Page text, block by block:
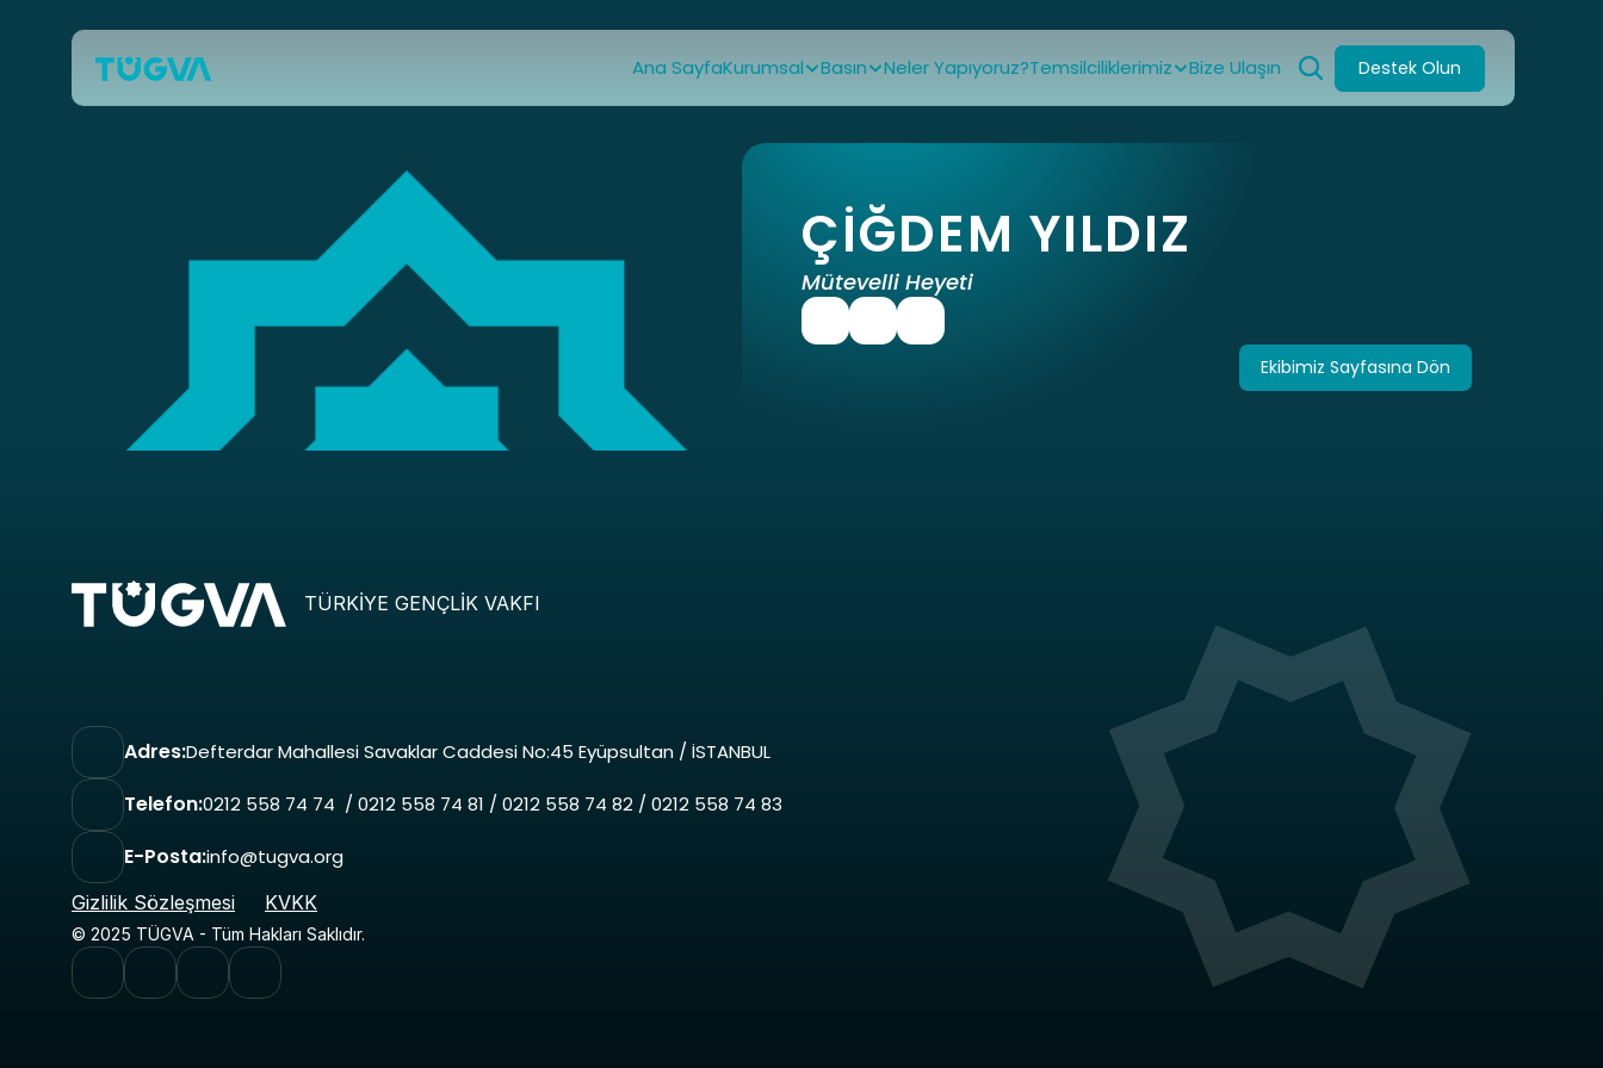
Ana SayfaKurumsal Basın Neler Yapıyoruz?Temsilciliklerimiz Bize Ulaşın Destek Olun
ÇİĞDEM YILDIZ
Mütevelli Heyeti
Ekibimiz Sayfasına Dön
TÜRKİYE GENÇLİK VAKFI
Adres:Defterdar Mahallesi Savaklar Caddesi No:45 Eyüpsultan / İSTANBUL
Telefon:0212 558 74 74  / 0212 558 74 81 / 0212 558 74 82 / 0212 558 74 83
E-Posta:info@tugva.org
Gizlilik Sözleşmesi KVKK
© 2025 TÜGVA - Tüm Hakları Saklıdır.